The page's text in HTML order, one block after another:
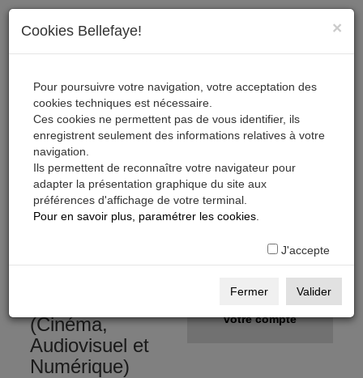
S'inscrire, télécharger,
votre compte
(Cinéma,
Audiovisuel et
Numérique)
×
Cookies Bellefaye!
Pour poursuivre votre navigation, votre acceptation des
cookies techniques est nécessaire.
Ces cookies ne permettent pas de vous identifier, ils
enregistrent seulement des informations relatives à votre
navigation.
Ils permettent de reconnaître votre navigateur pour
adapter la présentation graphique du site aux
préférences d'affichage de votre terminal.
Pour en savoir plus, paramétrer les cookies
J'accepte
Fermer Valider